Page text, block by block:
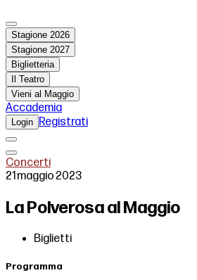
Stagione 2026
Stagione 2027
Biglietteria
Il Teatro
Vieni al Maggio
Accademia
Login Registrati
Concerti
21 maggio 2023
La Polverosa al Maggio
Biglietti
Programma